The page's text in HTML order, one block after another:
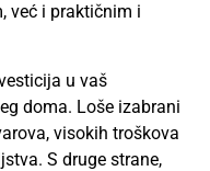
već i praktičnim i
u vaš
doma. Loše izabrani
visokih troškova
S druge strane,